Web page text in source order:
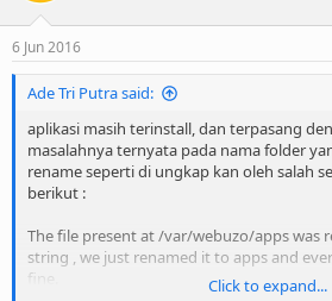
6 Jun 2016
Ade Tri Putra said:
aplikasi masih terinstall, dan terpasang
masalahnya ternyata pada nama folder
rename seperti di ungkap kan oleh salah
berikut :
The file present at /var/webuzo/apps was
string , we just renamed it to apps and
fine.
Click to expand...